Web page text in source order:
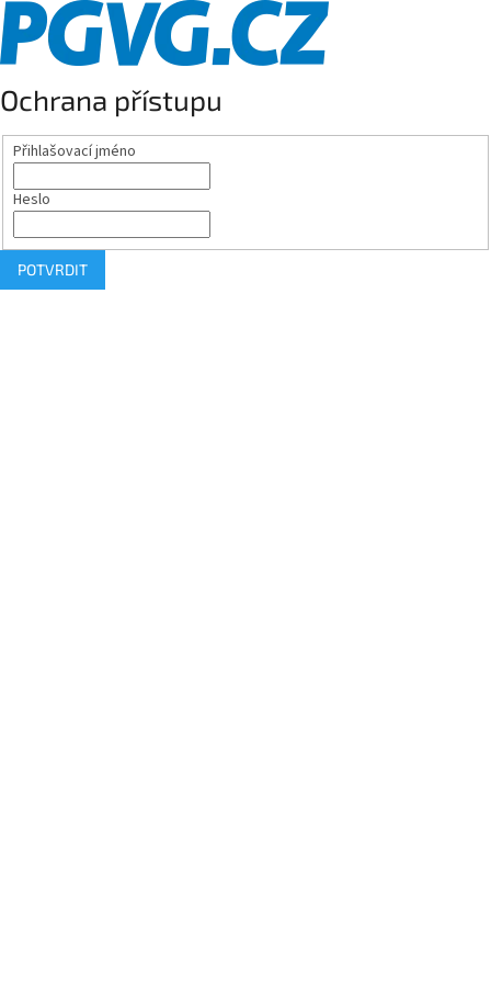
Ochrana přístupu
Přihlašovací jméno
Heslo
POTVRDIT